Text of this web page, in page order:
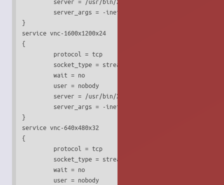
server_args = -inetd -query localhost -once -
}
service vnc-1600x1200x24
{
         protocol = tcp
         socket_type = stream
         wait = no
         user = nobody
         server = /usr/bin/Xvnc
server_args = -inetd -query localhost -once -
}
service vnc-640x480x32
{
         protocol = tcp
         socket_type = stream
         wait = no
         user = nobody